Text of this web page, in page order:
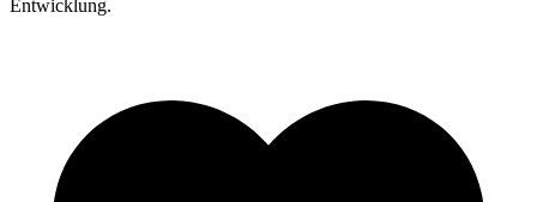
Entwicklung.